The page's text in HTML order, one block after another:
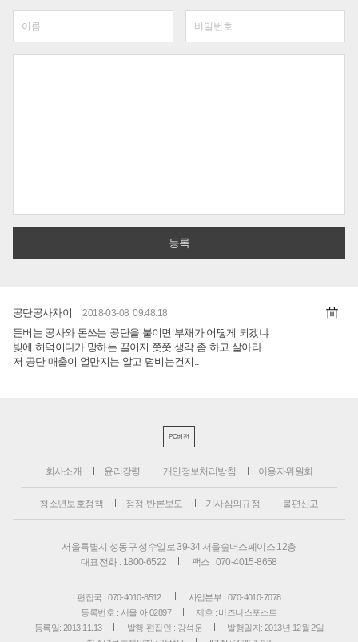
공단공사차이 2018-03-08 09:48:18
돈버는 공사와 돈쓰는 공단을 붙이면 부채가 어떻게 되겠냐
빚에 허덕이다가 망하는 꼴이지 쯧쯧 생각 좀 하고 살아라
저 공단 매출이 얼만지는 알고 덤비는건지..
PC버전
회사소개 윤리강령 개인정보처리방침 이용자위원회
청소년보호정책 정정·반론보도 기사심의규정 불편신고
서울특별시 성동구 성수일로 39-34 서울숲더스페이스 12층
대표전화 : 1800-6522
팩스 : 070-4015-8658
편집국 : 070-4010-8512
사업본부 : 070-4010-7078
등록번호 : 서울 아 02897
제호 : 비즈니스포스트
등록일: 2013.11.13
발행·편집인 : 강석운
발행일자: 2013년 12월 2일